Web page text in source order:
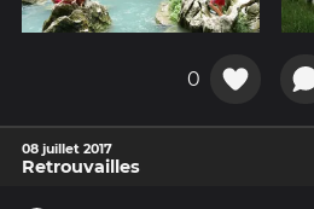
0
08 juillet 2017
Retrouvailles